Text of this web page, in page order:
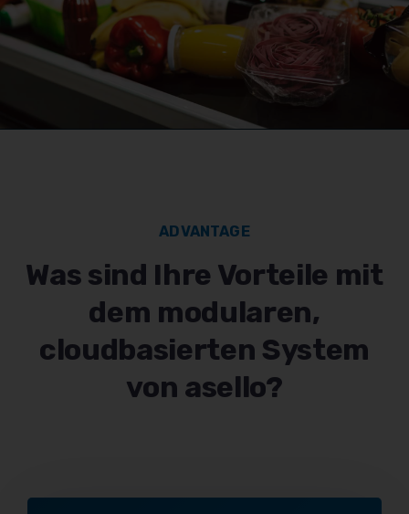
ADVANTAGE
Was sind Ihre Vorteile mit
dem modularen,
cloudbasierten System
von asello?